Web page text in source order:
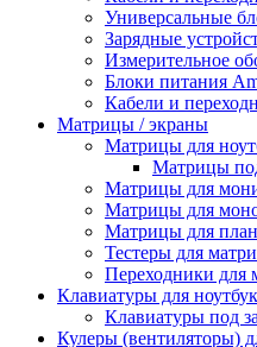
Универсальные
Зарядные
Измерительное
Блоки питания
Кабели и
Матрицы / экраны
Матрицы для
Матрицы
Матрицы для
Матрицы для
Матрицы для
Тестеры для
Переходники для
Клавиатуры для
Клавиатуры под
Кулеры (вентиляторы)